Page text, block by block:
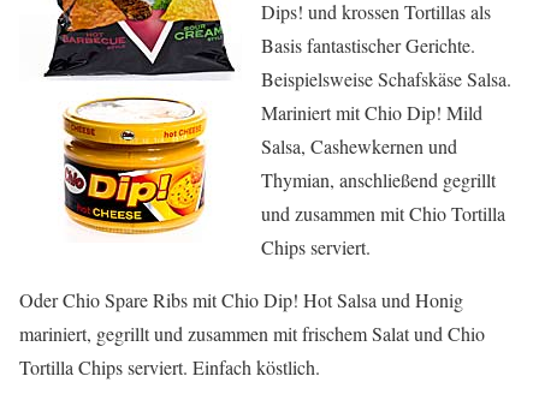
Dips! und krossen Tortillas als
Basis fantastischer Gerichte.
Beispielsweise Schafskäse Salsa.
Mariniert mit Chio Dip! Mild
Salsa, Cashewkernen und
Thymian, anschließend gegrillt
und zusammen mit Chio Tortilla
Chips serviert.
Oder Chio Spare Ribs mit Chio Dip! Hot Salsa und Honig
mariniert, gegrillt und zusammen mit frischem Salat und Chio
Tortilla Chips serviert. Einfach köstlich.